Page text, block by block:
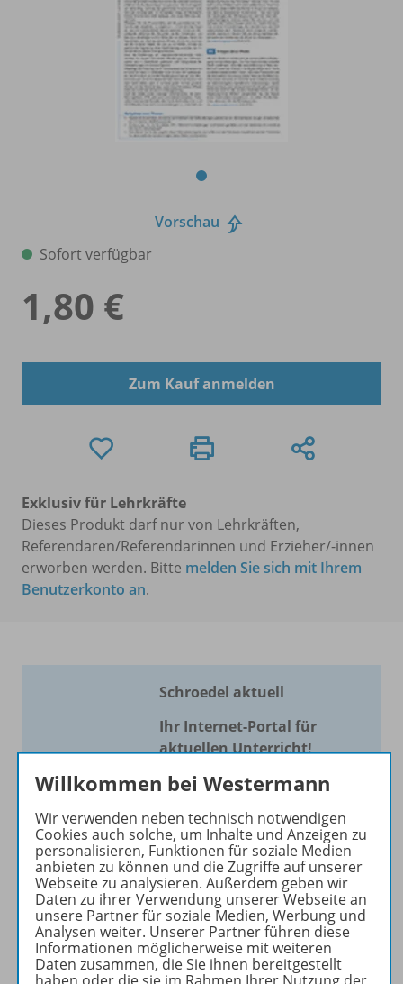
Vorschau
Sofort verfügbar
1,80 €
Zum Kauf anmelden
Exklusiv für Lehrkräfte
Dieses Produkt darf nur von Lehrkräften,
Referendaren/Referendarinnen und Erzieher/-innen
erworben werden. Bitte melden Sie sich mit Ihrem
Benutzerkonto an.
Schroedel aktuell
Ihr Internet-Portal für
aktuellen Unterricht!
Mit Schroedel aktuell bieten
Ihren Unterricht aktuell und
einfach zu gestalten. Jede
Woche drei bis vier
Neuerscheinungen mit
großem Online Archiv.
Mehr erfahren
Willkommen bei Westermann
Wir verwenden neben technisch notwendigen
Cookies auch solche, um Inhalte und Anzeigen zu
personalisieren, Funktionen für soziale Medien
anbieten zu können und die Zugriffe auf unserer
Webseite zu analysieren. Außerdem geben wir
Daten zu ihrer Verwendung unserer Webseite an
unsere Partner für soziale Medien, Werbung und
Analysen weiter. Unserer Partner führen diese
Informationen möglicherweise mit weiteren
Daten zusammen, die Sie ihnen bereitgestellt